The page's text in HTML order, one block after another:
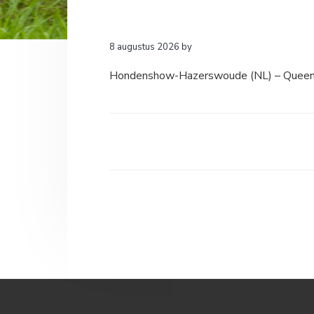
a
v
o
u
k
s
8 augustus 2026 by
Hondenshow-Hazerswoude (NL) –